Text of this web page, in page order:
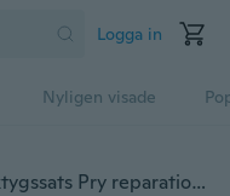
Logga in
Nyligen visade
19st universellt bilavlägsningsverktygssats Pry reparationssats Auto klädsel fästelement Verktyg Clip Set med förvaringspåse för bilradiopanel Interiör dörrklämma borttagning